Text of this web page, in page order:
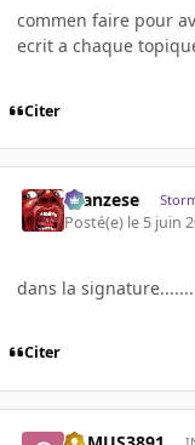
commen faire pour
ecrit a chaque
Citer
ilcanzese
Posté(e) le 5 juin
dans la
Citer